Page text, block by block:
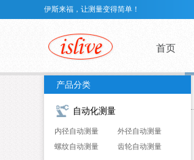
伊斯来福，让测量变得简单！
首页
产品分类
自动化测量
内径自动测量
外径自动测量
螺纹自动测量
齿轮自动测量